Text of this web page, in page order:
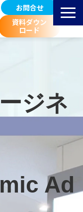
お問合せ
資料ダウン
ロード
ジネ
Ad